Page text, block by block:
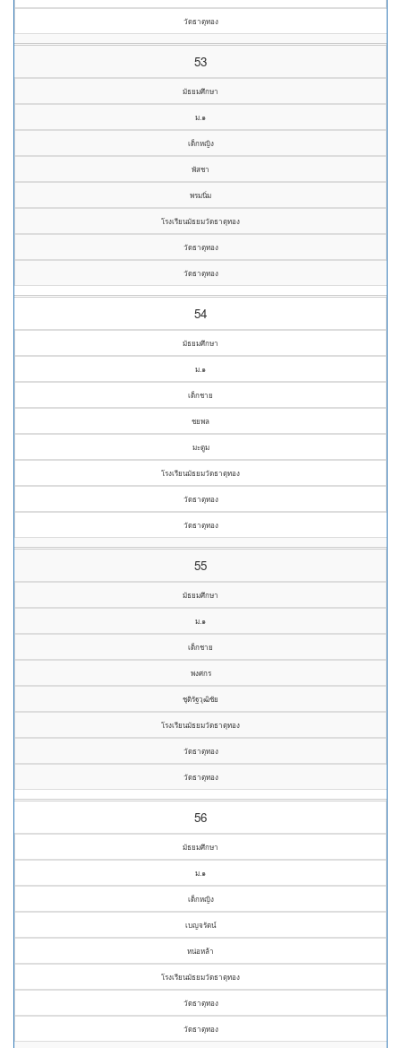
วัดธาตุทอง
53
มัธยมศึกษา
ม.๑
เด็กหญิง
พัสชา
พรมนิ่ม
โรงเรียนมัธยมวัดธาตุทอง
วัดธาตุทอง
วัดธาตุทอง
54
มัธยมศึกษา
ม.๑
เด็กชาย
ชยพล
มะตูม
โรงเรียนมัธยมวัดธาตุทอง
วัดธาตุทอง
วัดธาตุทอง
55
มัธยมศึกษา
ม.๑
เด็กชาย
พงศกร
ชุติรัฐวุฒิชัย
โรงเรียนมัธยมวัดธาตุทอง
วัดธาตุทอง
วัดธาตุทอง
56
มัธยมศึกษา
ม.๑
เด็กหญิง
เบญจรัตน์
หน่อหล้า
โรงเรียนมัธยมวัดธาตุทอง
วัดธาตุทอง
วัดธาตุทอง